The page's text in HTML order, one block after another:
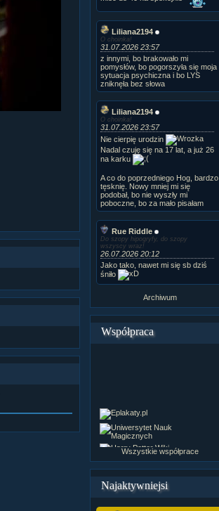
Liliana2194
O choinka!
31.07.2026 23:57
z innymi, bo brakowało mi
pomysłów, bo pogorszyła się moja
sytuacja psychiczna i bo LYS
zniknęła bez słowa
Liliana2194
O choinka!
31.07.2026 23:57
Nie cierpię urodzin
Nadal czuję się na 17 lat, a już 26
na karku
A co do poprzedniego Hog, bardzo
tęsknię. Nowy mniej mi się
podobał, bo nie wyszły mi
poboczne, bo za mało pisałam
Rue Riddle
Do szopy hipogryfy, do szopy
wszyscy wraz!
26.07.2026 20:12
Jako tako, nawet mi się sb dziś
śniło
Archiwum
Współpraca
Wszystkie współprace
Najaktywniejsi